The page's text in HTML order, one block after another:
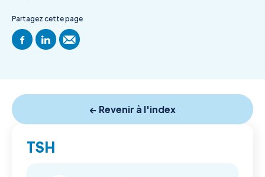
Partagez cette page
← Revenir à l'index
TSH